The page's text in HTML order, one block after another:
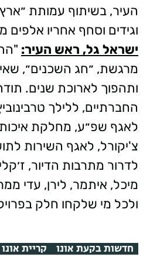
העיר, בשיתוף עמותת
וגידים וסחף אחריו אלפים
ישראל גל, ראש העיר:
מרגשת, ״חג השכנים״,
ותהפוך לארוכת שנים.
החברתיים, ללילך
לאגף שפ״ע, מחלקת
צ'יקורל, לאגף השירות
לדרור מתרבות הדיור,
מיכל, איתמר, לירן, עדי
ולכל מי שלקחו חלק
חדשות בקעת אונו קריית אונו